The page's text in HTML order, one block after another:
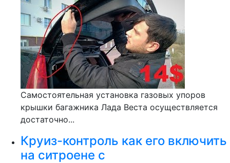
Самостоятельная установка газовых упоров
крышки багажника Лада Веста осуществляется
достаточно...
Круиз-контроль как его включить
на ситроене с